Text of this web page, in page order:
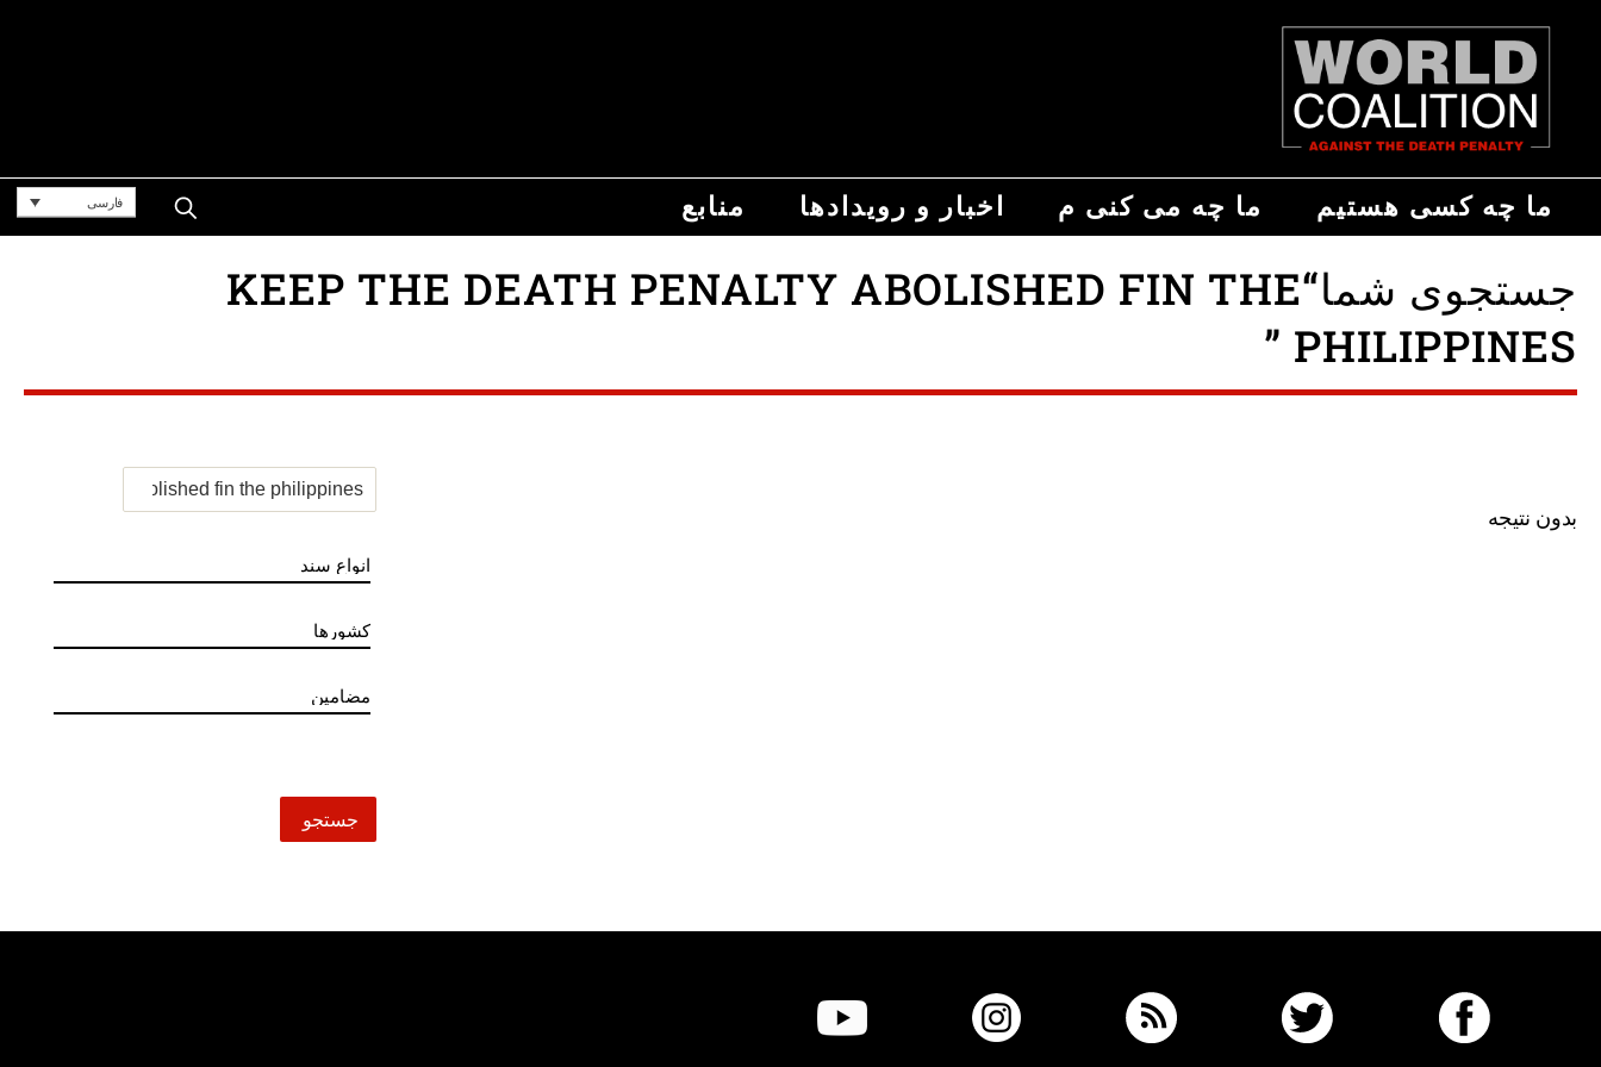
ما چه کسی هستیم ما چه می کنی م اخبار و رویدادها منابع فارسی
جستجوی شما“KEEP THE DEATH PENALTY ABOLISHED FIN THE
PHILIPPINES ”
بدون نتیجه